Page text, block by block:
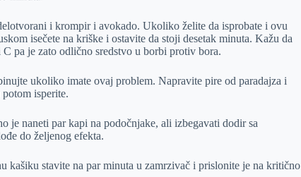
i krompir i avokado. Ukoliko želite da isprobate i ovu
isečete na kriške i ostavite da stoji desetak minuta. Kažu da
pa je zato odlično sredstvo u borbi protiv bora.
ukoliko imate ovaj problem. Napravite pire od paradajza i
isperite.
je naneti par kapi na podočnjake, ali izbegavati dodir sa
do željenog efekta.
kašiku stavite na par minuta u zamrzivač i prislonite je na kritično